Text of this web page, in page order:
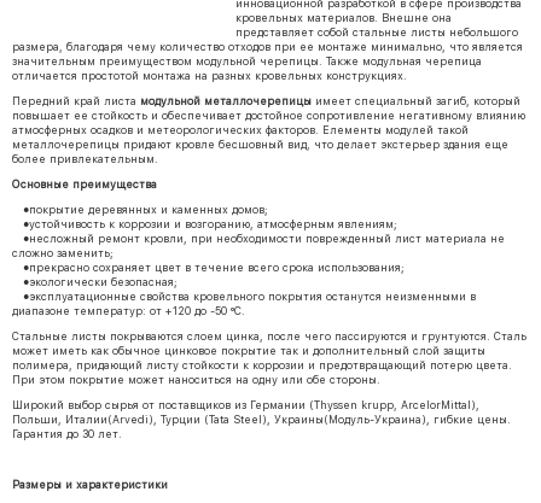
инновационной разработкой в сфере производства
кровельных материалов. Внешне она
представляет собой стальные листы небольшого
размера, благодаря чему количество отходов при ее монтаже минимально, что является
значительным преимуществом модульной черепицы. Также модульная черепица
отличается простотой монтажа на разных кровельных конструкциях.
Передний край листа модульной металлочерепицы имеет специальный загиб, который
повышает ее стойкость и обеспечивает достойное сопротивление негативному влиянию
атмосферных осадков и метеорологических факторов. Елементы модулей такой
металлочерепицы придают кровле бесшовный вид, что делает экстерьер здания еще
более привлекательным.
Основные преимущества
●покрытие деревянных и каменных домов;
●устойчивость к коррозии и возгоранию, атмосферным явлениям;
●несложный ремонт кровли, при необходимости поврежденный лист материала не
сложно заменить;
●прекрасно сохраняет цвет в течение всего срока использования;
●экологически безопасная;
●эксплуатационные свойства кровельного покрытия останутся неизменными в
диапазоне температур: от +120 до -50 °C.
Стальные листы покрываются слоем цинка, после чего пассируются и грунтуются. Сталь
может иметь как обычное цинковое покрытие так и дополнительный слой защиты
полимера, придающий листу стойкости к коррозии и предотвращающий потерю цвета.
При этом покрытие может наноситься на одну или обе стороны.
Широкий выбор сырья от поставщиков из Германии (Thyssen krupp, ArcelorMittal),
Польши, Италии(Arvedi), Турции (Tata Steel), Украины(Модуль-Украина), гибкие цены.
Гарантия до 30 лет.
Размеры и характеристики